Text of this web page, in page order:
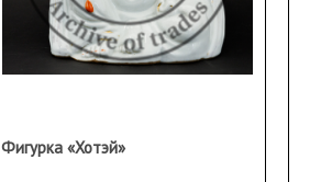
Фигурка «Хотэй»